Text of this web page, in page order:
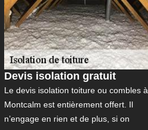
Devis isolation gratuit
Le devis isolation toiture ou combles à
Montcalm est entièrement offert. Il
n’engage en rien et de plus, si on